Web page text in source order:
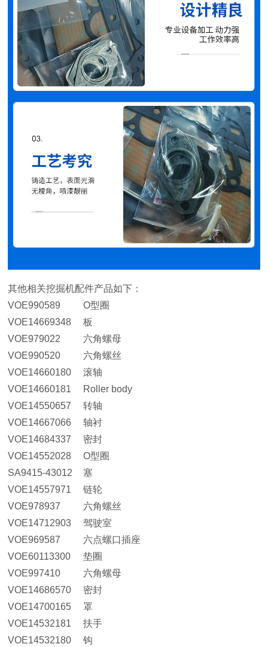
其他相关挖掘机配件产品如下：
VOE990589
O型圈
VOE14669348
板
VOE979022
六角螺母
VOE990520
六角螺丝
VOE14660180
滚轴
VOE14660181
Roller body
VOE14550657
转轴
VOE14667066
轴衬
VOE14684337
密封
VOE14552028
O型圈
SA9415-43012
塞
VOE14557971
链轮
VOE978937
六角螺丝
VOE14712903
驾驶室
VOE969587
六点螺口插座
VOE60113300
垫圈
VOE997410
六角螺母
VOE14686570
密封
VOE14700165
罩
VOE14532181
扶手
VOE14532180
钩